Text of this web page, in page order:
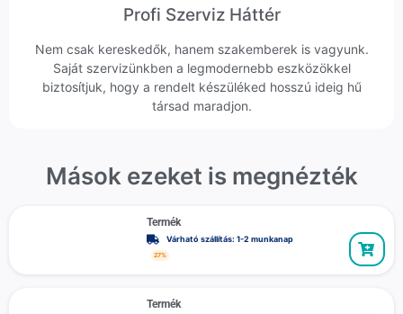
Profi Szerviz Háttér
Nem csak kereskedők, hanem szakemberek is vagyunk.
Saját szervizünkben a legmodernebb eszközökkel
biztosítjuk, hogy a rendelt készüléked hosszú ideig hű
társad maradjon.
Mások ezeket is megnézték
Termék
Várható szállítás: 1-2 munkanap
27%
Termék